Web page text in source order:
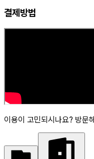
결제방법
이용이 고민되시나요? 방문